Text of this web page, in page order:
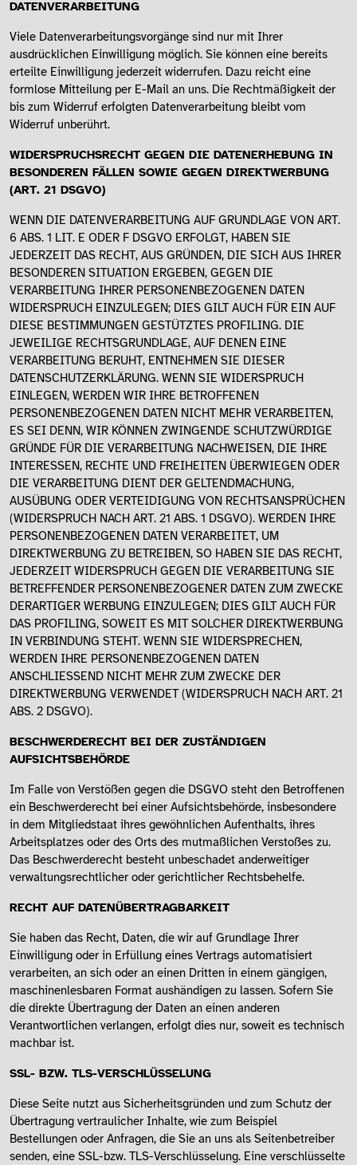
DATENVERARBEITUNG
Viele Datenverarbeitungsvorgänge sind nur mit Ihrer
ausdrücklichen Einwilligung möglich. Sie können eine bereits
erteilte Einwilligung jederzeit widerrufen. Dazu reicht eine
formlose Mitteilung per E-Mail an uns. Die Rechtmäßigkeit der
bis zum Widerruf erfolgten Datenverarbeitung bleibt vom
Widerruf unberührt.
WIDERSPRUCHSRECHT GEGEN DIE DATENERHEBUNG IN
BESONDEREN FÄLLEN SOWIE GEGEN DIREKTWERBUNG
(ART. 21 DSGVO)
WENN DIE DATENVERARBEITUNG AUF GRUNDLAGE VON ART.
6 ABS. 1 LIT. E ODER F DSGVO ERFOLGT, HABEN SIE
JEDERZEIT DAS RECHT, AUS GRÜNDEN, DIE SICH AUS IHRER
BESONDEREN SITUATION ERGEBEN, GEGEN DIE
VERARBEITUNG IHRER PERSONENBEZOGENEN DATEN
WIDERSPRUCH EINZULEGEN; DIES GILT AUCH FÜR EIN AUF
DIESE BESTIMMUNGEN GESTÜTZTES PROFILING. DIE
JEWEILIGE RECHTSGRUNDLAGE, AUF DENEN EINE
VERARBEITUNG BERUHT, ENTNEHMEN SIE DIESER
DATENSCHUTZERKLÄRUNG. WENN SIE WIDERSPRUCH
EINLEGEN, WERDEN WIR IHRE BETROFFENEN
PERSONENBEZOGENEN DATEN NICHT MEHR VERARBEITEN,
ES SEI DENN, WIR KÖNNEN ZWINGENDE SCHUTZWÜRDIGE
GRÜNDE FÜR DIE VERARBEITUNG NACHWEISEN, DIE IHRE
INTERESSEN, RECHTE UND FREIHEITEN ÜBERWIEGEN ODER
DIE VERARBEITUNG DIENT DER GELTENDMACHUNG,
AUSÜBUNG ODER VERTEIDIGUNG VON RECHTSANSPRÜCHEN
(WIDERSPRUCH NACH ART. 21 ABS. 1 DSGVO). WERDEN IHRE
PERSONENBEZOGENEN DATEN VERARBEITET, UM
DIREKTWERBUNG ZU BETREIBEN, SO HABEN SIE DAS RECHT,
JEDERZEIT WIDERSPRUCH GEGEN DIE VERARBEITUNG SIE
BETREFFENDER PERSONENBEZOGENER DATEN ZUM ZWECKE
DERARTIGER WERBUNG EINZULEGEN; DIES GILT AUCH FÜR
DAS PROFILING, SOWEIT ES MIT SOLCHER DIREKTWERBUNG
IN VERBINDUNG STEHT. WENN SIE WIDERSPRECHEN,
WERDEN IHRE PERSONENBEZOGENEN DATEN
ANSCHLIESSEND NICHT MEHR ZUM ZWECKE DER
DIREKTWERBUNG VERWENDET (WIDERSPRUCH NACH ART. 21
ABS. 2 DSGVO).
BESCHWERDERECHT BEI DER ZUSTÄNDIGEN
AUFSICHTSBEHÖRDE
Im Falle von Verstößen gegen die DSGVO steht den Betroffenen
ein Beschwerderecht bei einer Aufsichtsbehörde, insbesondere
in dem Mitgliedstaat ihres gewöhnlichen Aufenthalts, ihres
Arbeitsplatzes oder des Orts des mutmaßlichen Verstoßes zu.
Das Beschwerderecht besteht unbeschadet anderweitiger
verwaltungsrechtlicher oder gerichtlicher Rechtsbehelfe.
RECHT AUF DATENÜBERTRAGBARKEIT
Sie haben das Recht, Daten, die wir auf Grundlage Ihrer
Einwilligung oder in Erfüllung eines Vertrags automatisiert
verarbeiten, an sich oder an einen Dritten in einem gängigen,
maschinenlesbaren Format aushändigen zu lassen. Sofern Sie
die direkte Übertragung der Daten an einen anderen
Verantwortlichen verlangen, erfolgt dies nur, soweit es technisch
machbar ist.
SSL- BZW. TLS-VERSCHLÜSSELUNG
Diese Seite nutzt aus Sicherheitsgründen und zum Schutz der
Übertragung vertraulicher Inhalte, wie zum Beispiel
Bestellungen oder Anfragen, die Sie an uns als Seitenbetreiber
senden, eine SSL-bzw. TLS-Verschlüsselung. Eine verschlüsselte